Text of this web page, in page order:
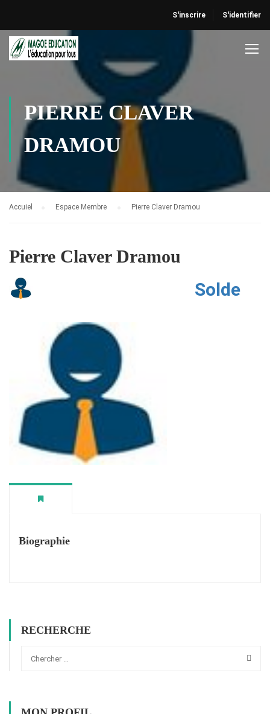
S'inscrire S'identifier
PIERRE CLAVER
DRAMOU
Accuiel Espace Membre Pierre Claver Dramou
Pierre Claver Dramou
Solde
Biographie
RECHERCHE